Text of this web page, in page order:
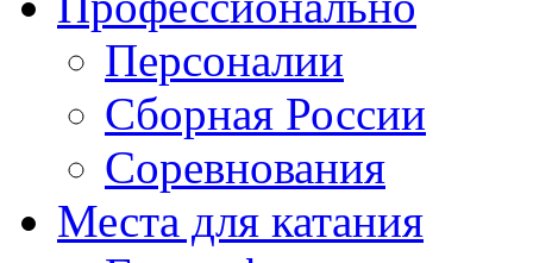
Персоналии
Сборная России
Соревнования
Места для катания